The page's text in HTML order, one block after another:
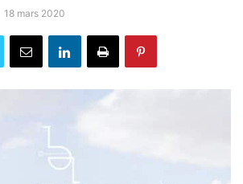
18 mars 2020